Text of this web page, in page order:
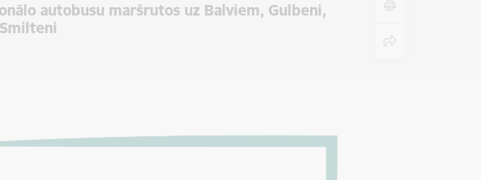
autobusu maršrutos uz Balviem, Gulbeni,